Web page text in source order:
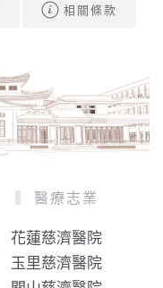
相關條款
醫療志業
花蓮慈濟醫院
玉里慈濟醫院